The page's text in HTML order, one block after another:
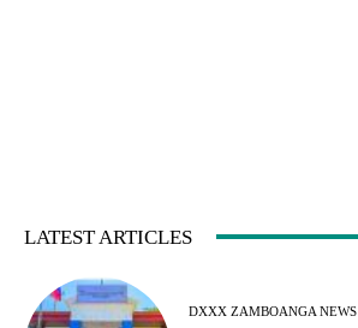
LATEST ARTICLES
DXXX ZAMBOANGA NEWS